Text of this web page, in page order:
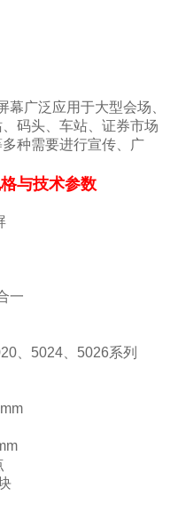
广泛应用于大型会场、
码头、车站、证券市场
种需要进行宣传、广
与技术参数
一
、5024、5026系列